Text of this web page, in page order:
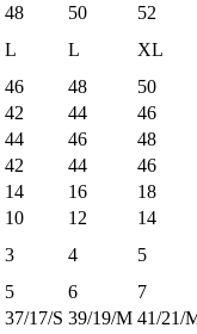
48 50
52
L L
XL
46 48
50
42 44
46
44 46
48
42 44
46
14 16
18
10 12
14
3 4
5
5 6
7
37/17/S 39/19/M 41/21/